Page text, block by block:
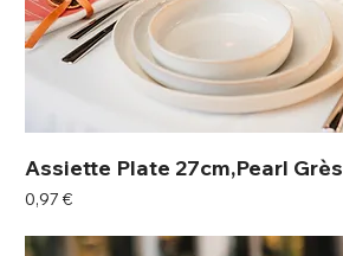
Assiette Plate 27cm,Pearl Grès
Prix
0,97 €